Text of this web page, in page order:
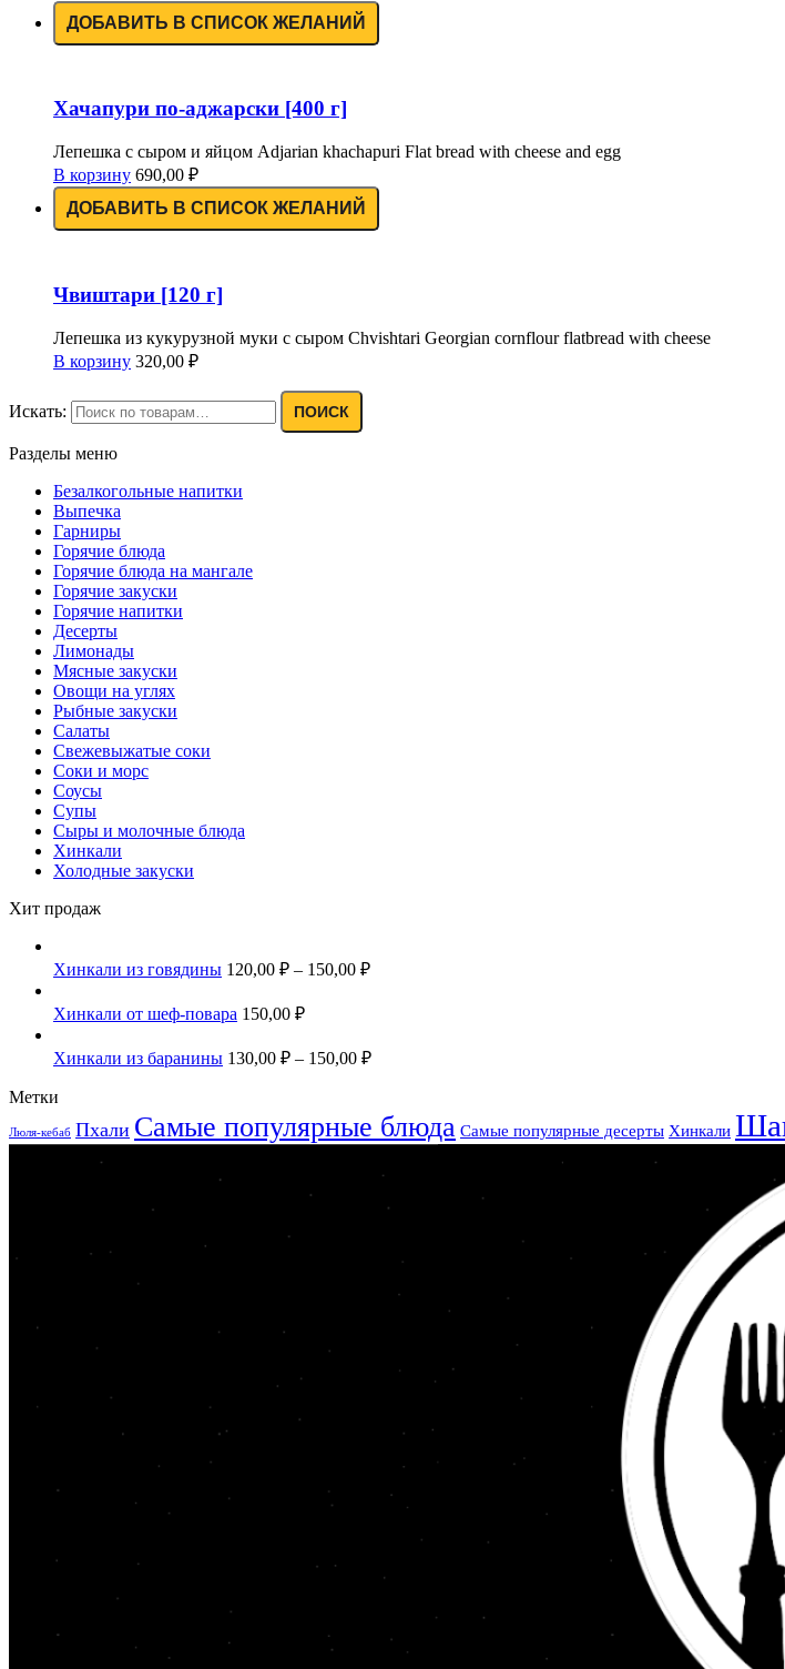
ДОБАВИТЬ В СПИСОК ЖЕЛАНИЙ
Хачапури по-аджарски [400 г]
Лепешка с сыром и яйцом Adjarian khachapuri Flat bread with cheese and egg
В корзину 690,00 ₽
ДОБАВИТЬ В СПИСОК ЖЕЛАНИЙ
Чвиштари [120 г]
Лепешка из кукурузной муки с сыром Chvishtari Georgian cornflour flatbread with cheese
В корзину 320,00 ₽
Искать: ПОИСК
Разделы меню
Безалкогольные напитки
Выпечка
Гарниры
Горячие блюда
Горячие блюда на мангале
Горячие закуски
Горячие напитки
Десерты
Лимонады
Мясные закуски
Овощи на углях
Рыбные закуски
Салаты
Свежевыжатые соки
Соки и морс
Соусы
Супы
Сыры и молочные блюда
Хинкали
Холодные закуски
Хит продаж
Хинкали из говядины 120,00 ₽ – 150,00 ₽
Хинкали от шеф-повара 150,00 ₽
Хинкали из баранины 130,00 ₽ – 150,00 ₽
Метки
Люля-кебаб Пхали Самые популярные блюда Самые популярные десерты Хинкали